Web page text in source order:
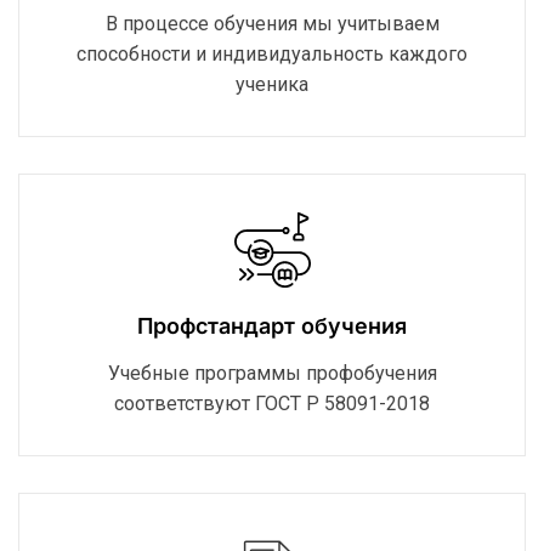
В процессе обучения мы учитываем
способности и индивидуальность каждого
ученика
Профстандарт обучения
Учебные программы профобучения
соответствуют ГОСТ Р 58091-2018